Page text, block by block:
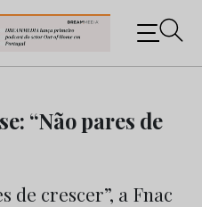
sobre os negócios do
“Não pares de
de crescer”, a Fnac